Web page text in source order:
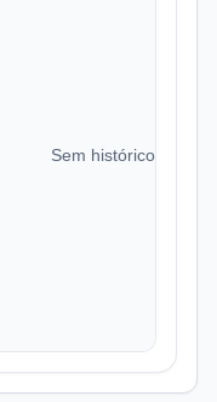
Sem histórico de